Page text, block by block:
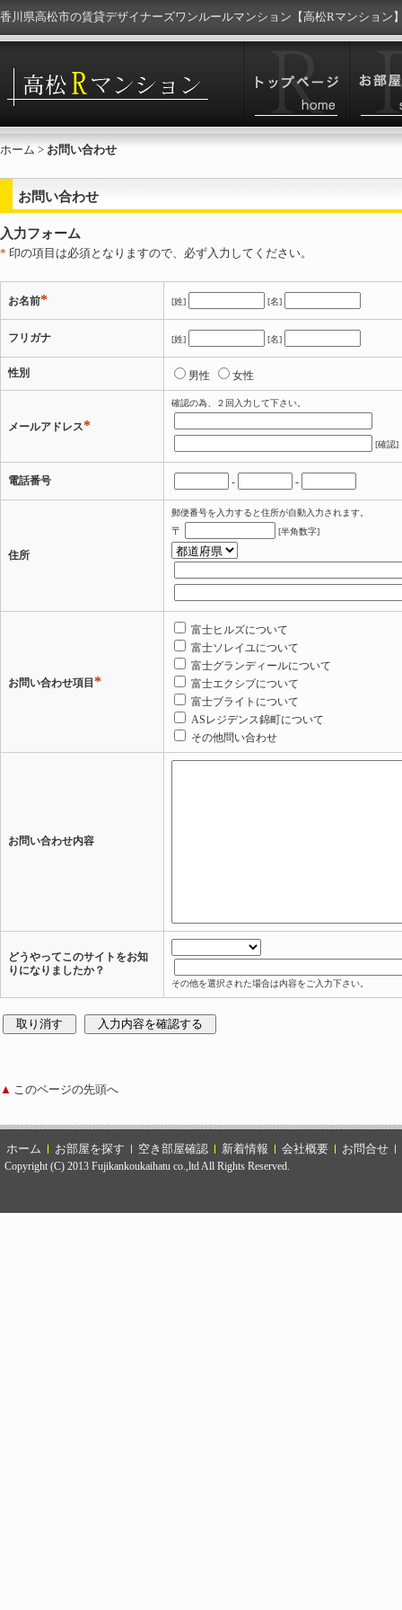
香川県高松市の賃貸デザイナーズワンルールマンション【高松Rマンション
ホーム > お問い合わせ
お問い合わせ
入力フォーム
* 印の項目は必須となりますので、必ず入力してください。
お名前* [姓] [名]
フリガナ [姓] [名]
性別 男性 女性
メールアドレス*
確認の為、２回入力して下さい。
[確認]
電話番号 - -
住所
郵便番号を入力すると住所が自動入力されます。
〒 [半角数字]
お問い合わせ項目 *
富士ヒルズについて
富士ソレイユについて
富士グランディールについて
富士エクシブについて
富士ブライトについて
ASレジデンス錦町について
その他問い合わせ
お問い合わせ内容
どうやってこのサイトをお知
りになりましたか？
その他を選択された場合は内容をご入力下さい。
▲ このページの先頭へ
ホーム お部屋を探す 空き部屋確認 新着情報 会社概要 お問合せ
Copyright (C) 2013 Fujikankoukaihatu co.,ltd All Rights Reserved.